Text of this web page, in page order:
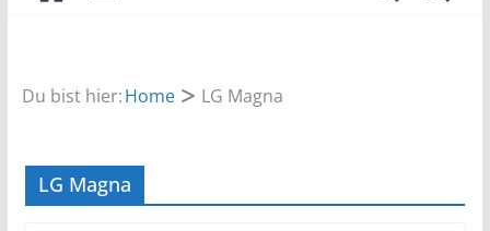
Du bist hier:Home LG Magna
LG Magna